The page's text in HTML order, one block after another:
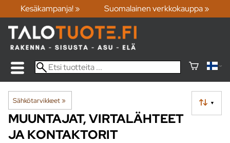
Kesäkampanja! » Suomalainen verkkokauppa »
Sähkötarvikkeet‪» ▼
MUUNTAJAT, VIRTALÄHTEET
JA KONTAKTORIT